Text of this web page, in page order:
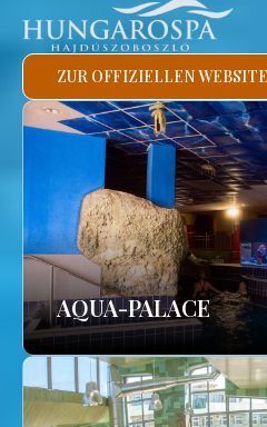
ZUR OFFIZIELLEN
AQUA-PALACE